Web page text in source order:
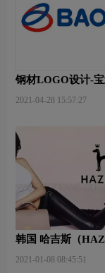
钢材LOGO设计-
2021-04-28 15:57:27
韩国 哈吉斯（
2021-01-08 08:45:51